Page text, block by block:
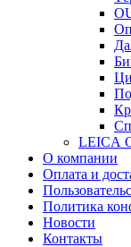
LEICA
О компании
Оплата и
Политика
Новости
Контакты